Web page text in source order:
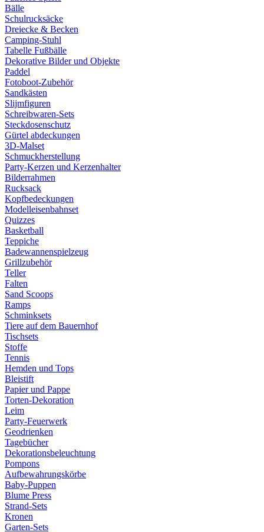
Bälle
Schulrucksäcke
Dreiecke & Becken
Camping-Stuhl
Tabelle Fußbälle
Dekorative Bilder und Objekte
Paddel
Fotoboot-Zubehör
Sandkästen
Slijmfiguren
Schreibwaren-Sets
Steckdosenschutz
Gürtel abdeckungen
3D-Malset
Schmuckherstellung
Party-Kerzen und Kerzenhalter
Bilderrahmen
Rucksack
Kopfbedeckungen
Modelleisenbahnset
Quizzes
Basketball
Teppiche
Badewannenspielzeug
Grillzubehör
Teller
Falten
Sand Scoops
Ramps
Schminksets
Tiere auf dem Bauernhof
Tischsets
Stoffe
Tennis
Hemden und Tops
Bleistift
Papier und Pappe
Torten-Dekoration
Leim
Party-Feuerwerk
Geodrienken
Tagebücher
Dekorationsbeleuchtung
Pompons
Aufbewahrungskörbe
Baby-Puppen
Blume Press
Strand-Sets
Kronen
Garten-Sets